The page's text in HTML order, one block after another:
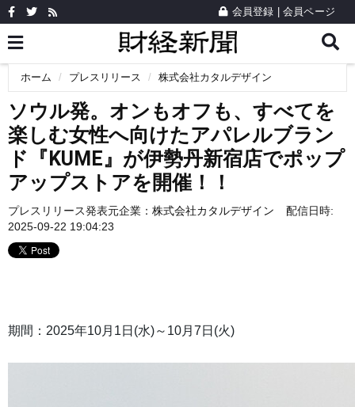
会員登録 会員ページ
ホーム プレスリリース 株式会社カタルデザイン
ソウル発。オンもオフも、すべてを
楽しむ女性へ向けたアパレルブラン
ド『KUME』が伊勢丹新宿店でポップ
アップストアを開催！！
プレスリリース発表元企業： 株式会社カタルデザイン
配信日時:
2025-09-22 19:04:23
期間：2025年10月1日(水)～10月7日(火)